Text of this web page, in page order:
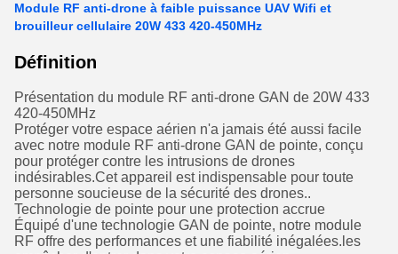
Module RF anti-drone à faible puissance UAV Wifi et
brouilleur cellulaire 20W 433 420-450MHz
Définition
Présentation du module RF anti-drone GAN de 20W 433
420-450MHz
Protéger votre espace aérien n'a jamais été aussi facile
avec notre module RF anti-drone GAN de pointe, conçu
pour protéger contre les intrusions de drones
indésirables.Cet appareil est indispensable pour toute
personne soucieuse de la sécurité des drones..
Technologie de pointe pour une protection accrue
Équipé d'une technologie GAN de pointe, notre module
RF offre des performances et une fiabilité inégalées.les